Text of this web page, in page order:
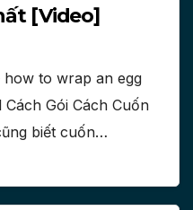
[Video]
how to wrap an egg
Gói Cách Cuốn
biết cuốn…